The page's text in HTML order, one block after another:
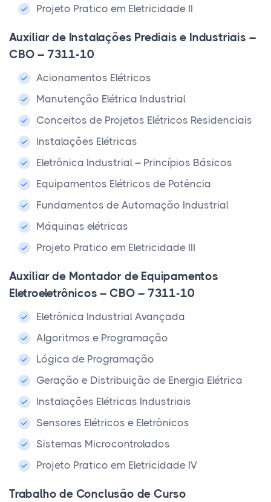
Projeto Pratico em Eletricidade II
Auxiliar de Instalações Prediais e Industriais –
CBO – 7311-10
Acionamentos Elétricos
Manutenção Elétrica Industrial
Conceitos de Projetos Elétricos Residenciais
Instalações Elétricas
Eletrônica Industrial – Princípios Básicos
Equipamentos Elétricos de Potência
Fundamentos de Automação Industrial
Máquinas elétricas
Projeto Pratico em Eletricidade III
Auxiliar de Montador de Equipamentos
Eletroeletrônicos – CBO – 7311-10
Eletrônica Industrial Avançada
Algoritmos e Programação
Lógica de Programação
Geração e Distribuição de Energia Elétrica
Instalações Elétricas Industriais
Sensores Elétricos e Eletrônicos
Sistemas Microcontrolados
Projeto Pratico em Eletricidade IV
Trabalho de Conclusão de Curso